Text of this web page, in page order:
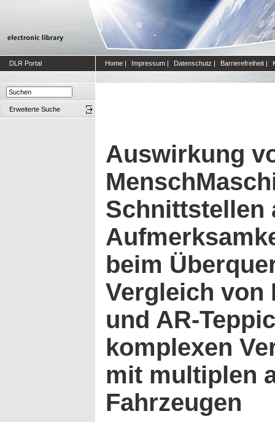
DLR Portal Home | Impressum | Datenschutz | Barrierefreiheit |
Erweiterte Suche
Auswirkung
Schnittstellen
beim
Vergleich von
und AR-
komplexen
mit multiplen
Fahrzeugen